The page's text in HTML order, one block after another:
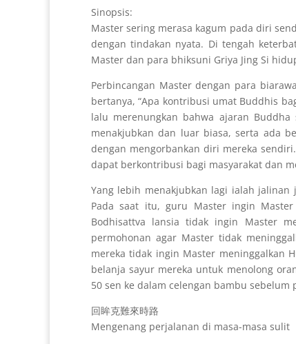
Sinopsis:
Master sering merasa kagum pada diri
dengan tindakan nyata. Di tengah
Master dan para bhiksuni Griya Jing Si
Perbincangan Master dengan para
bertanya, “Apa kontribusi umat Buddhis
lalu merenungkan bahwa ajaran
menakjubkan dan luar biasa, serta ada
dengan mengorbankan diri mereka
dapat berkontribusi bagi masyarakat dan
Yang lebih menakjubkan lagi ialah
Pada saat itu, guru Master ingin
Bodhisattva lansia tidak ingin Master
permohonan agar Master tidak
mereka tidak ingin Master meninggalkan
belanja sayur mereka untuk menolong
50 sen ke dalam celengan bambu sebelum
回眸克難來時路
Mengenang perjalanan di masa-masa sulit